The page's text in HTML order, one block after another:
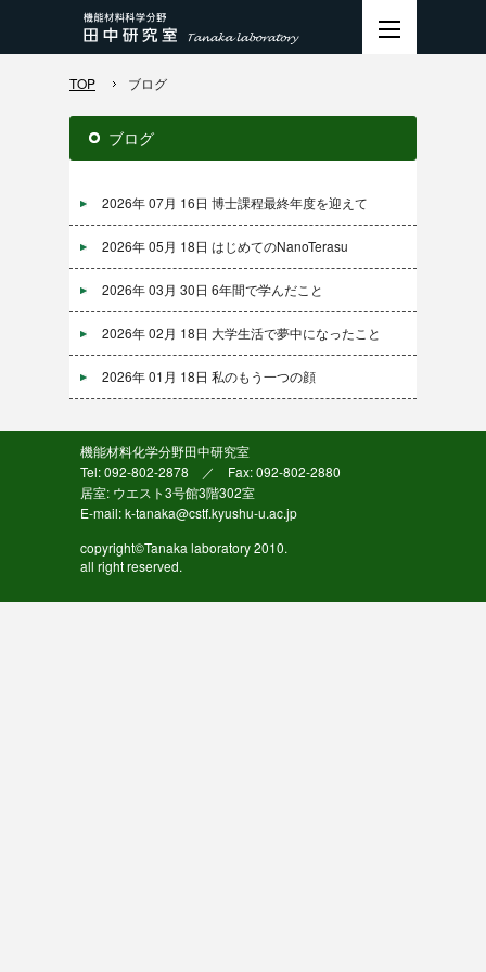
TOP ブログ
ブログ
2026年 07月 16日 博士課程最終年度を迎えて
2026年 05月 18日 はじめてのNanoTerasu
2026年 03月 30日 6年間で学んだこと
2026年 02月 18日 大学生活で夢中になったこと
2026年 01月 18日 私のもう一つの顔
機能材料化学分野田中研究室
Tel: 092-802-2878 ／ Fax: 092-802-2880
居室: ウエスト3号館3階302室
E-mail: k-tanaka@cstf.kyushu-u.ac.jp
copyright©Tanaka laboratory 2010.
all right reserved.